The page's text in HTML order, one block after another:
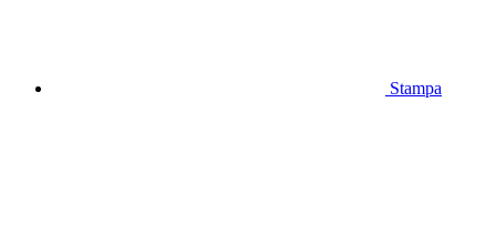
Stampa